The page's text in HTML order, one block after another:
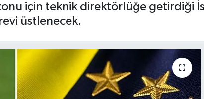
için teknik direktörlüğe getirdiği
üstlenecek.